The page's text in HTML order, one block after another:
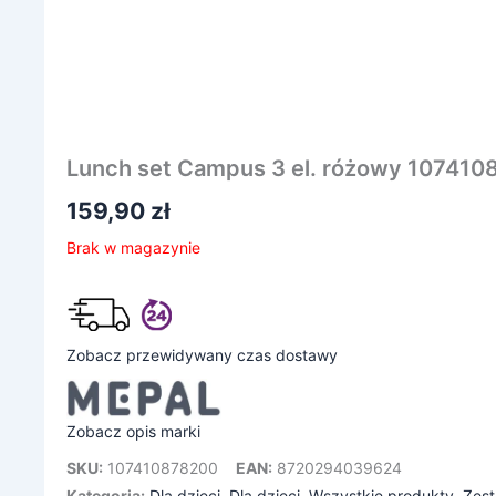
Lunch set Campus 3 el. różowy
159,90 zł
Brak w magazynie
Zobacz przewidywany czas dostawy
Zobacz opis marki
SKU: 107410878200 EAN: 8720294039624